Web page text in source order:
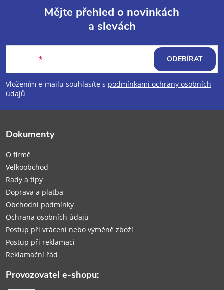
p
a
Mějte přehled o novinkách
a slevách
Vložením e-mailu souhlasíte s podmínkami ochrany osobních
údajů
ODEBÍRAT
Dokumenty
O firmě
Velkoobchod
Rady a tipy
Doprava a platba
Obchodní podmínky
Ochrana osobních údajů
Postup při vrácení nebo výměně zboží
Postup při reklamaci
Reklamační řád
Provozovatel e-shopu: